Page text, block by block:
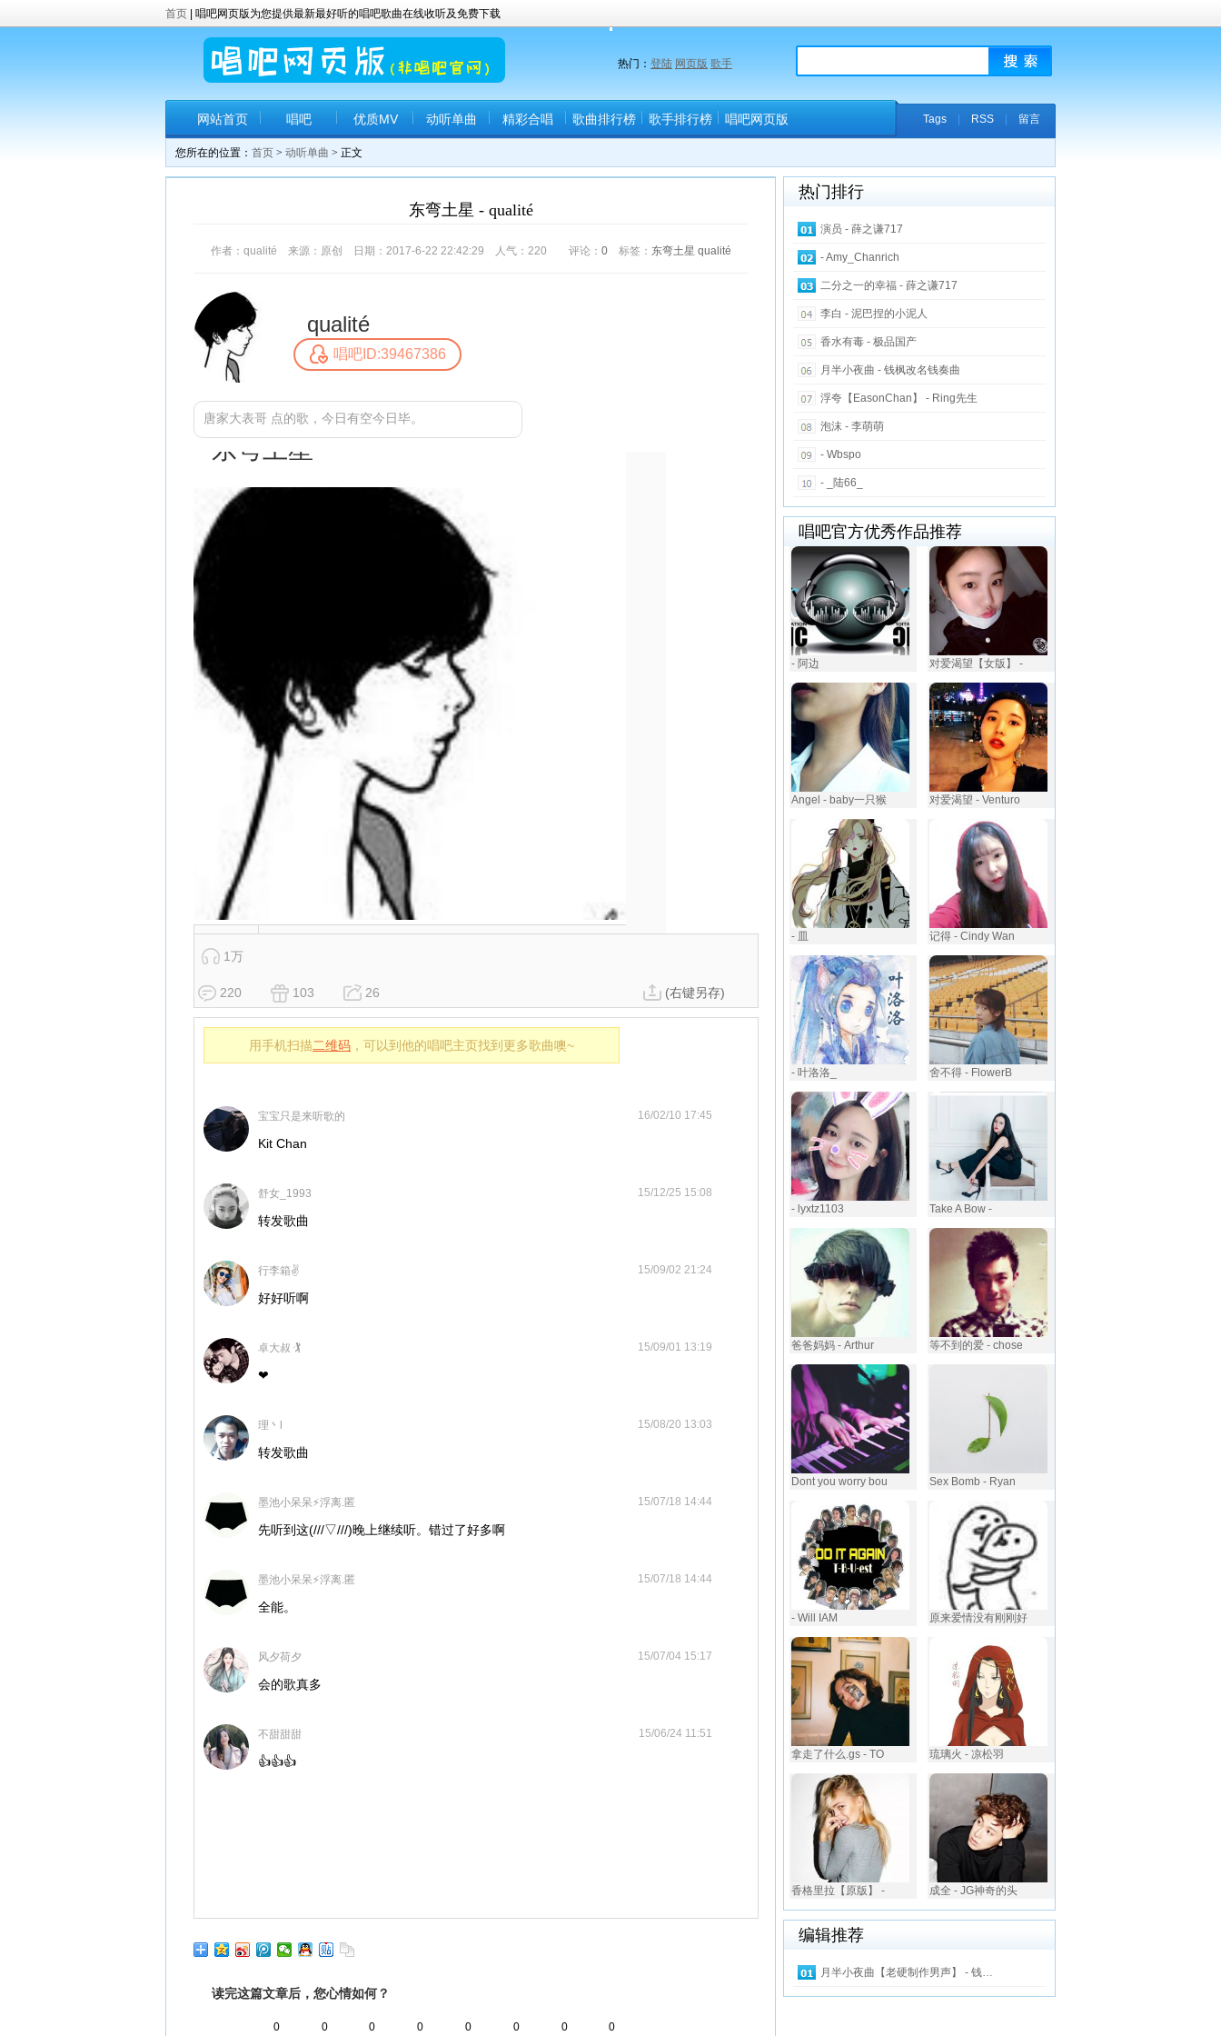
首页 | 唱吧网页版为您提供最新最好听的唱吧歌曲在线收听及免费下载
热门： 登陆 网页版 歌手
网站首页 唱吧 优质MV 动听单曲 精彩合唱 歌曲排行榜 歌手排行榜 唱吧网页版 Tags| RSS| 留言
您所在的位置： 首页 > 动听单曲 > 正文
东弯土星 - qualité
作者：qualité 来源：原创 日期：2017-6-22 22:42:29 人气： 220 评论： 0标签： 东弯土星 qualité
qualité
唱吧ID:39467386
唐家大表哥 点的歌，今日有空今日毕。
1万
220 103 26 (右键另存)
用手机扫描二维码 ，可以到他的唱吧主页找到更多歌曲噢~
宝宝只是来听歌的 16/02/10 17:45
Kit Chan
舒女_1993 15/12/25 15:08
转发歌曲
行李箱✌ 15/09/02 21:24
好好听啊
卓大叔 🏌 15/09/01 13:19
❤
理丶l 15/08/20 13:03
转发歌曲
墨池小呆呆⚡浮离.匿 15/07/18 14:44
先听到这(///▽///)晚上继续听。错过了好多啊
墨池小呆呆⚡浮离.匿 15/07/18 14:44
全能。
风夕荷夕 15/07/04 15:17
会的歌真多
不甜甜甜 15/06/24 11:51
👍👍👍
读完这篇文章后，您心情如何？
0 0 0 0 0 0 0 0
热门排行
演员 - 薛之谦717
- Amy_Chanrich
二分之一的幸福 - 薛之谦717
李白 - 泥巴捏的小泥人
香水有毒 - 极品国产
月半小夜曲 - 钱枫改名钱奏曲
浮夸【EasonChan】 - Ring先生
泡沫 - 李萌萌
- Wbspo
- _陆66_
唱吧官方优秀作品推荐
- 阿边 对爱渴望【女版】 -
Angel - baby一只猴 对爱渴望 - Venturo
- 皿 记得 - ️Cindy Wan
- 叶洛洛_ 舍不得 - FlowerB
- lyxtz1103 Take A Bow -
爸爸妈妈 - Arthur 等不到的爱 - chose
Dont you worry bou Sex Bomb - Ryаn
- Will IAM 原来爱情没有刚刚好
拿走了什么.gs - TO 琉璃火 - 凉松羽
香格里拉【原版】 - 成全 - JG神奇的头
编辑推荐
月半小夜曲【老硬制作男声】 - 钱…